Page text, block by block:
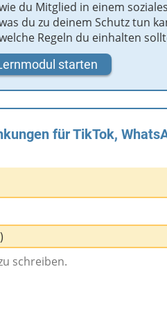
du Mitglied in einem
du zu deinem Schutz tun
Regeln du einhalten
starten
für TikTok,